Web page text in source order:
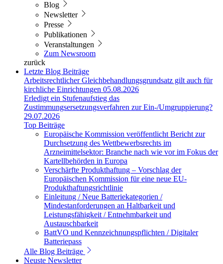
Blog
Newsletter
Presse
Publikationen
Veranstaltungen
Zum Newsroom
zurück
Letzte Blog Beiträge
Arbeitsrechtlicher Gleichbehandlungsgrundsatz gilt auch für
kirchliche Einrichtungen 05.08.2026
Erledigt ein Stufenaufstieg das
Zustimmungsersetzungsverfahren zur Ein-/Umgruppierung?
29.07.2026
Top Beiträge
Europäische Kommission veröffentlicht Bericht zur
Durchsetzung des Wettbewerbsrechts im
Arzneimittelsektor: Branche nach wie vor im Fokus der
Kartellbehörden in Europa
Verschärfte Produkthaftung – Vorschlag der
Europäischen Kommission für eine neue EU-
Produkthaftungsrichtlinie
Einleitung / Neue Batteriekategorien /
Mindestanforderungen an Haltbarkeit und
Leistungsfähigkeit / Entnehmbarkeit und
Austauschbarkeit
BattVO und Kennzeichnungspflichten / Digitaler
Batteriepass
Alle Blog Beiträge
Neuste Newsletter